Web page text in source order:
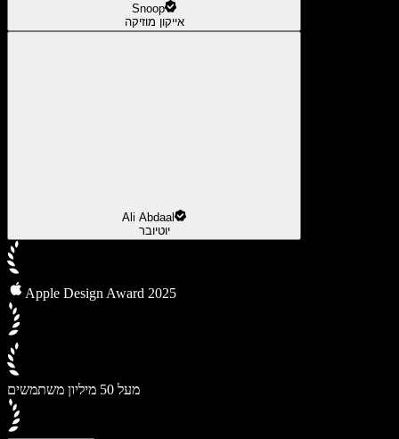
Snoop
אייקון מוזיקה
Ali Abdaal
יוטיובר
Apple Design Award 2025
מעל 50 מיליון משתמשים